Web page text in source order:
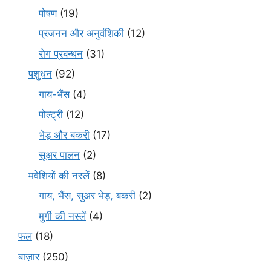
पोषण(19)
प्रजनन और अनुवंशिकी (12)
रोग प्रबन्धन (31)
पशुधन (92)
गाय-भैंस(4)
पोल्ट्री (12)
भेड़ और बकरी (17)
सूअर पालन (2)
मवेशियों की नस्लें(8)
गाय, भैंस, सुअर भेड़, बकरी (2)
मुर्गी की नस्लें(4)
फल(18)
बाज़ार(250)